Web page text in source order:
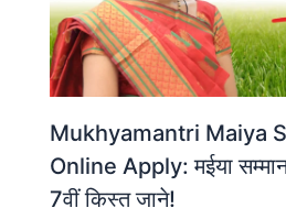
Mukhyamantri Maiya
Online Apply: मईया
7वीं किस्त जाने!